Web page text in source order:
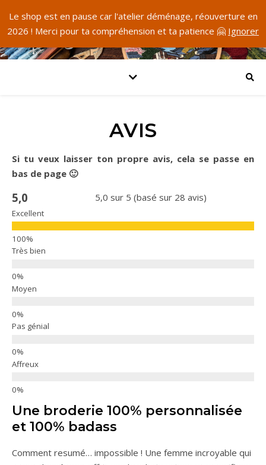
Le shop est en pause car l'atelier déménage, réouverture en
2026 ! Merci pour ta compréhension et ta patience 🤗 Ignorer
AVIS
Si tu veux laisser ton propre avis, cela se passe en
bas de page 🙂
5,0 5,0 sur 5 (basé sur 28 avis)
Excellent
Très bien
Moyen
Pas génial
Affreux
Une broderie 100% personnalisée
et 100% badass
Comment resumé… impossible ! Une femme incroyable qui